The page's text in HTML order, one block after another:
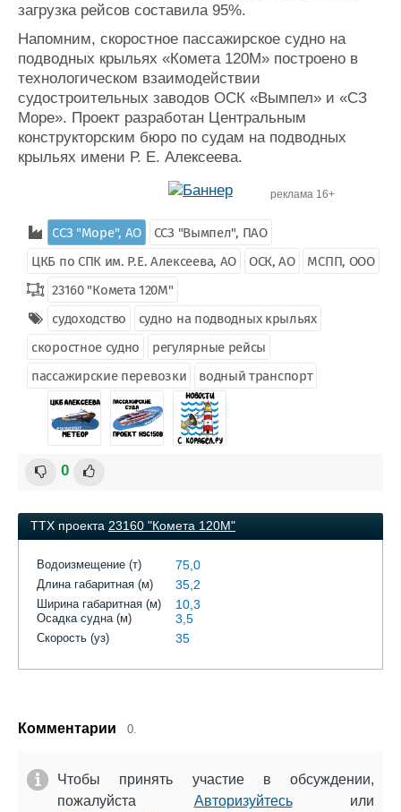
загрузка рейсов составила 95%.
Напомним, скоростное пассажирское судно на
подводных крыльях «Комета 120М» построено в
технологическом взаимодействии
судостроительных заводов ОСК «Вымпел» и «СЗ
Море». Проект разработан Центральным
конструкторским бюро по судам на подводных
крыльях имени Р. Е. Алексеева.
реклама 16+
ССЗ "Море", AO
ССЗ "Вымпел", ПАО
ЦКБ по СПК им. Р.Е. Алексеева, АО
ОСК, АО
МСПП, ООО
23160 "Комета 120М"
судоходство
судно на подводных крыльях
скоростное судно
регулярные рейсы
пассажирские перевозки
водный транспорт
0
ТТХ проекта 23160 "Комета 120М"
Водоизмещение (т) 75,0
Длина габаритная (м) 35,2
Ширина габаритная (м) 10,3
Осадка судна (м) 3,5
Скорость (уз) 35
Комментарии 0.
Чтобы принять участие в обсуждении,
пожалуйста Авторизуйтесьили